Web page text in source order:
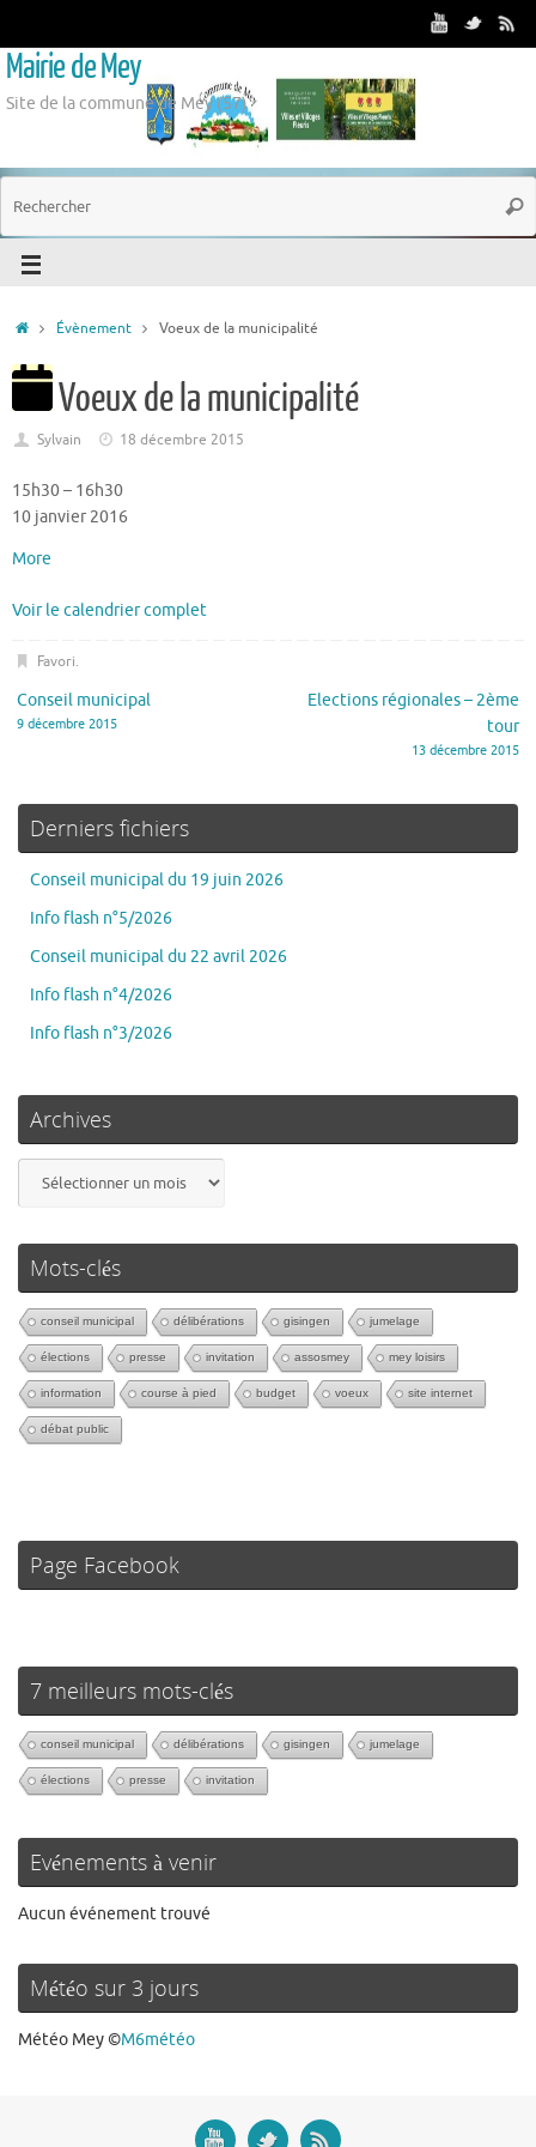
Mairie de Mey
Site de la commune de Mey (57)
Évènement Voeux de la municipalité
Voeux de la municipalité
Sylvain 18 décembre 2015
15h30– 16h30
10 janvier 2016
More
Voir le calendrier complet
Favori.
Conseil municipal
9 décembre 2015
Elections régionales – 2ème
tour
13 décembre 2015
Derniers fichiers
Conseil municipal du 19 juin 2026
Info flash n°5/2026
Conseil municipal du 22 avril 2026
Info flash n°4/2026
Info flash n°3/2026
Archives
Mots-clés
conseil municipal délibérations gisingen jumelage
élections presse invitation assosmey mey loisirs
information course à pied budget voeux site internet
débat public
Page Facebook
7 meilleurs mots-clés
conseil municipal délibérations gisingen jumelage
élections presse invitation
Evénements à venir
Aucun événement trouvé
Météo sur 3 jours
Météo Mey ©M6météo